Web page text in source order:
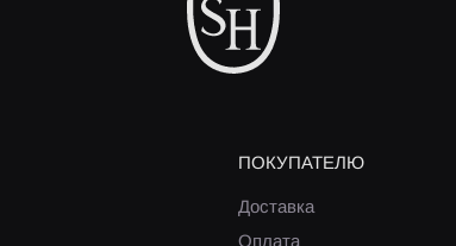
ПОКУПАТЕЛЮ
Доставка
Оплата